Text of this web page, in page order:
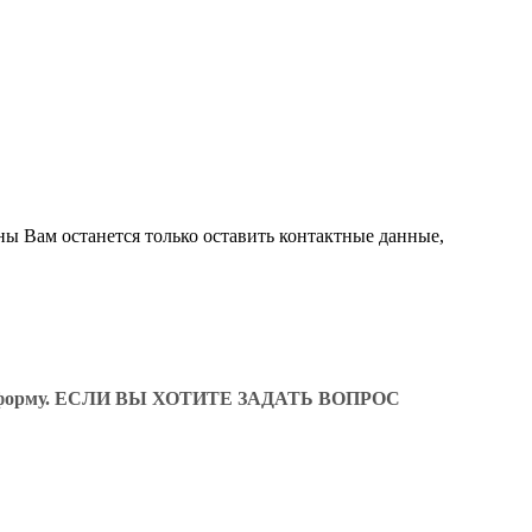
Вам останется только оставить контактные данные,
форму. ЕСЛИ ВЫ ХОТИТЕ ЗАДАТЬ ВОПРОС